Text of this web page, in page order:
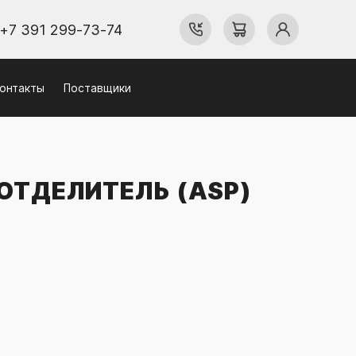
+7 391 299-73-74
Поставщики
(ASP)